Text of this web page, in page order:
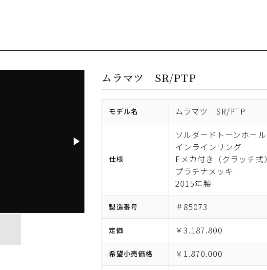
ムラマツ SR/PTP
モデル名 ムラマツ SR/PTP
仕様
ソルダードトーンホール
インラインリング
Eメカ付き（クラッチ式）
プラチナメッキ
2015年製
製造番号 ＃85073
定価 ￥3.187.800
希望小売価格 ￥1.870.000